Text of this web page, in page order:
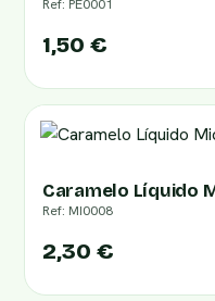
Ref: PE0001
1,50 €
Caramelo Líquido
Ref: MI0008
2,30 €